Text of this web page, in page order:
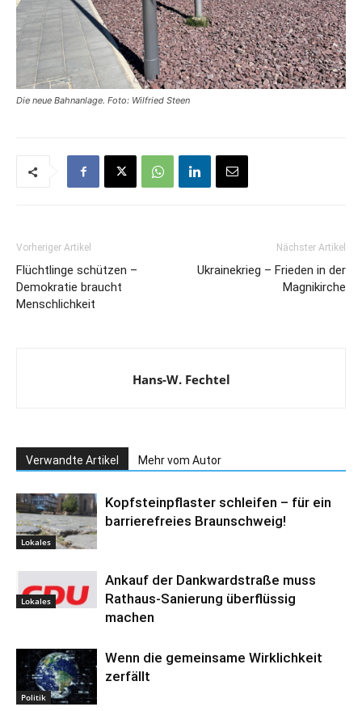
Die neue Bahnanlage. Foto: Wilfried Steen
Vorheriger Artikel
Flüchtlinge schützen –
Demokratie braucht
Menschlichkeit
Nächster Artikel
Ukrainekrieg – Frieden in der
Magnikirche
Hans-W. Fechtel
Verwandte Artikel Mehr vom Autor
Lokales
Kopfsteinpflaster schleifen – für ein
barrierefreies Braunschweig!
Lokales
Ankauf der Dankwardstraße muss
Rathaus-Sanierung überflüssig
machen
Politik
Wenn die gemeinsame Wirklichkeit
zerfällt